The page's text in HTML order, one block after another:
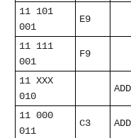
11 101
001
E9
11 111
001
F9
11 XXX
010
11 000
011
C3